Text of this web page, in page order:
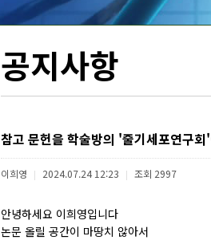
공지사항
참고 문헌을 학술방의 '줄기세포연구
이희영 | 2024.07.24 12:23 | 조회 2997
안녕하세요 이희영입니다
논문 올릴 공간이 마땅치 않아서